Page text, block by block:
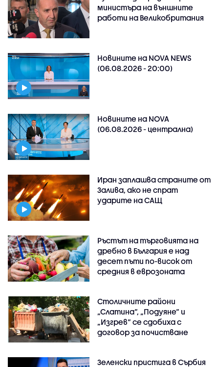
министъра на външните
работи на Великобритания
Новините на NOVA NEWS
(06.08.2026 - 20:00)
Новините на NOVA
(06.08.2026 - централна)
Иран заплашва страните от
Залива, ако не спрат
ударите на САЩ
Ръстът на търговията на
дребно в България е над
десет пъти по-висок от
средния в еврозоната
Столичните райони
„Слатина“, „Подуяне“ и
„Изгрев“ се сдобиха с
договор за почистване
Зеленски пристига в Сърбия